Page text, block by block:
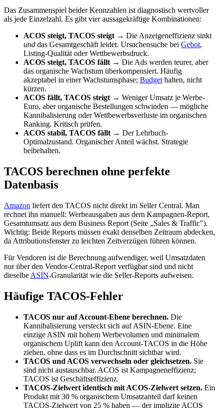
Das Zusammenspiel beider Kennzahlen ist diagnostisch wertvoller
als jede Einzelzahl. Es gibt vier aussagekräftige Kombinationen:
ACOS steigt, TACOS steigt → Die Anzeigeneffizienz sinkt
und das Gesamtgeschäft leidet. Ursachensuche bei Gebot,
Listing-Qualität oder Wettbewerbsdruck.
ACOS steigt, TACOS fällt → Die Ads werden teurer, aber
das organische Wachstum überkompensiert. Häufig
akzeptabel in einer Wachstumsphase; Budget halten, nicht
kürzen.
ACOS fällt, TACOS steigt → Weniger Umsatz je Werbe-
Euro, aber organische Bestellungen schwinden — mögliche
Kannibalisierung oder Wettbewerbsverluste im organischen
Ranking. Kritisch prüfen.
ACOS stabil, TACOS fällt → Der Lehrbuch-
Optimalzustand. Organischer Anteil wächst. Strategie
beibehalten.
TACOS berechnen ohne perfekte
Datenbasis
Amazon liefert den TACOS nicht direkt im Seller Central. Man
rechnet ihn manuell: Werbeausgaben aus dem Kampagnen-Report,
Gesamtumsatz aus dem Business Report (Seite „Sales & Traffic").
Wichtig: Beide Reports müssen exakt denselben Zeitraum abdecken,
da Attributionsfenster zu leichten Zeitverzügen führen können.
Für Vendoren ist die Berechnung aufwendiger, weil Umsatzdaten
nur über den Vendor-Central-Report verfügbar sind und nicht
dieselbe ASIN-Granularität wie die Seller-Reports aufweisen.
Häufige TACOS-Fehler
TACOS nur auf Account-Ebene berechnen. Die
Kannibalisierung versteckt sich auf ASIN-Ebene. Eine
einzige ASIN mit hohem Werbevolumen und minimalem
organischem Uplift kann den Account-TACOS in die Höhe
ziehen, ohne dass es im Durchschnitt sichtbar wird.
TACOS und ACOS verwechseln oder gleichsetzen. Sie
sind nicht austauschbar. ACOS ist Kampagneneffizienz;
TACOS ist Geschäftseffizienz.
TACOS-Zielwert identisch mit ACOS-Zielwert setzen. Ein
Produkt mit 30 % organischem Umsatzanteil darf keinen
TACOS-Zielwert von 25 % haben — der implizite ACOS